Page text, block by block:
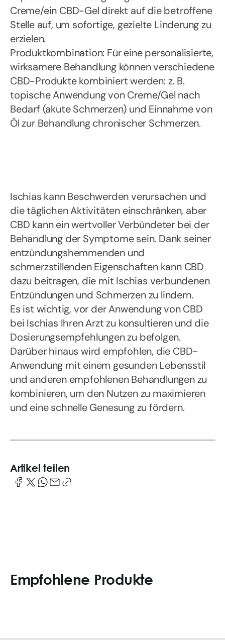
Creme/ein CBD-Gel direkt auf die betroffene
Stelle auf, um sofortige, gezielte Linderung zu
erzielen.
Produktkombination: Für eine personalisierte,
wirksamere Behandlung können verschiedene
CBD-Produkte kombiniert werden: z. B.
topische Anwendung von Creme/Gel nach
Bedarf (akute Schmerzen) und Einnahme von
Öl zur Behandlung chronischer Schmerzen.
Ischias kann Beschwerden verursachen und
die täglichen Aktivitäten einschränken, aber
CBD kann ein wertvoller Verbündeter bei der
Behandlung der Symptome sein. Dank seiner
entzündungshemmenden und
schmerzstillenden Eigenschaften kann CBD
dazu beitragen, die mit Ischias verbundenen
Entzündungen und Schmerzen zu lindern.
Es ist wichtig, vor der Anwendung von CBD
bei Ischias Ihren Arzt zu konsultieren und die
Dosierungsempfehlungen zu befolgen.
Darüber hinaus wird empfohlen, die CBD-
Anwendung mit einem gesunden Lebensstil
und anderen empfohlenen Behandlungen zu
kombinieren, um den Nutzen zu maximieren
und eine schnelle Genesung zu fördern.
Artikel teilen
Empfohlene Produkte